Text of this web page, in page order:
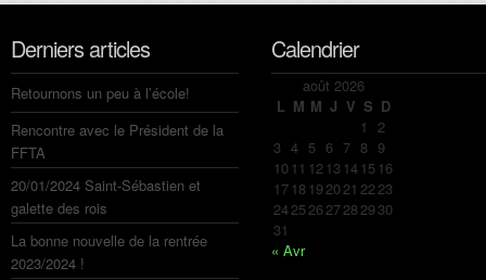
Derniers articles
Retournons un peu à l’école!
Rencontre avec le Président de la
FFTA
20/01/2024 Saint-Sébastien et
galette des rois
La bonne nouvelle de la rentrée
2023/2024 !
Calendrier
août 2026
L M M J V S D
1 2
3 4 5 6 7 8 9
10 11 12 13 14 15 16
17 18 192021 2223
24252627282930
31
« Avr